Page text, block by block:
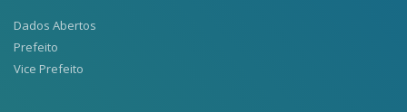
Dados Abertos
Prefeito
Vice Prefeito